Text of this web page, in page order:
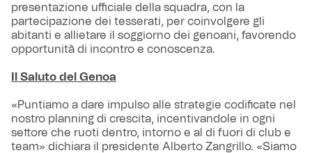
presentazione ufficiale della squadra, con la
partecipazione dei tesserati, per coinvolgere gli
abitanti e allietare il soggiorno dei genoani, favorendo
opportunità di incontro e conoscenza.
Il Saluto del Genoa
«Puntiamo a dare impulso alle strategie codificate nel
nostro planning di crescita, incentivandole in ogni
settore che ruoti dentro, intorno e al di fuori di club e
team» dichiara il presidente Alberto Zangrillo. «Siamo